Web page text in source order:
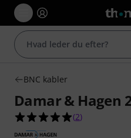
BNC kabler
Damar & Hagen
5.0 ud af 5
(2)